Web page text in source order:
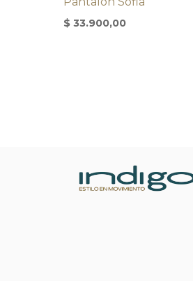
$ 33.900,00